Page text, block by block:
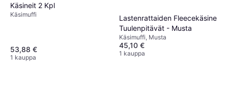
Käsineit 2 Kpl
Käsimuffi
53,88 €
1 kauppa
Lastenrattaiden Fleecekäsine
Tuulenpitävät - Musta
Käsimuffi, Musta
45,10 €
1 kauppa